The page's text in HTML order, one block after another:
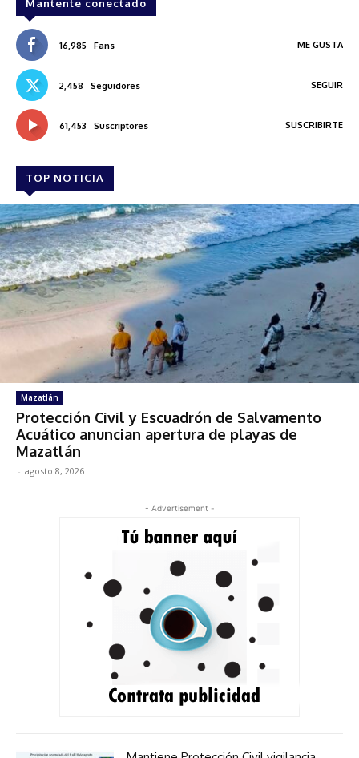
Mantente conectado
16,985 Fans ME GUSTA
2,458 Seguidores SEGUIR
61,453 Suscriptores SUSCRIBIRTE
TOP NOTICIA
Mazatlán
Protección Civil y Escuadrón de Salvamento
Acuático anuncian apertura de playas de
Mazatlán
- agosto 8, 2026
- Advertisement -